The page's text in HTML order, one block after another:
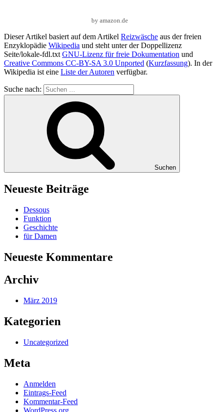
by amazon.de
Dieser Artikel basiert auf dem Artikel Reizwäsche aus der freien
Enzyklopädie Wikipedia und steht unter der Doppellizenz
Seite/lokale-fdl.txt GNU-Lizenz für freie Dokumentation und
Creative Commons CC-BY-SA 3.0 Unported (Kurzfassung). In der
Wikipedia ist eine Liste der Autoren verfügbar.
Suche nach:
Suchen
Neueste Beiträge
Dessous
Funktion
Geschichte
für Damen
Neueste Kommentare
Archiv
März 2019
Kategorien
Uncategorized
Meta
Anmelden
Eintrags-Feed
Kommentar-Feed
WordPress.org